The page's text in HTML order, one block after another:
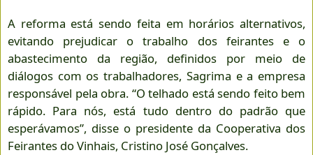
A reforma está sendo feita em horários alternativos,
evitando prejudicar o trabalho dos feirantes e o
abastecimento da região, definidos por meio de
diálogos com os trabalhadores, Sagrima e a empresa
responsável pela obra. “O telhado está sendo feito bem
rápido. Para nós, está tudo dentro do padrão que
esperávamos”, disse o presidente da Cooperativa dos
Feirantes do Vinhais, Cristino José Gonçalves.